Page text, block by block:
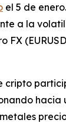
el 5 de
a la
FX